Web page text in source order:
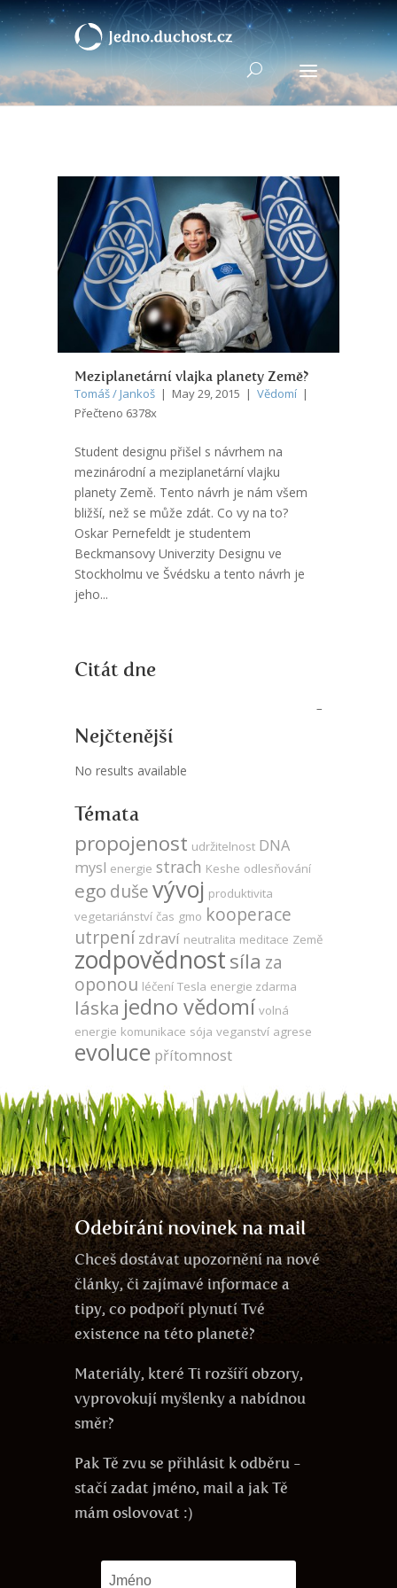
Meziplanetární vlajka planety Země?
Tomáš / Jankoš | May 29, 2015 | Vědomí |
Přečteno 6378x
Student designu přišel s návrhem na
mezinárodní a meziplanetární vlajku
planety Země. Tento návrh je nám všem
bližší, než se může zdát. Co vy na to?
Oskar Pernefeldt je studentem
Beckmansovy Univerzity Designu ve
Stockholmu ve Švédsku a tento návrh je
jeho...
Citát dne
Nejčtenější
No results available
Témata
propojenost udržitelnost DNA
mysl energie strach Keshe odlesňování
ego duševývoj produktivita
vegetariánství čas gmo kooperace
utrpení zdraví neutralita meditace Země
zodpovědnostsíla za
oponou léčení Tesla energie zdarma
láska jedno vědomí volná
energie komunikace sója veganství agrese
evoluce přítomnost
Odebírání novinek na mail
Chceš dostávat upozornění na nové
články, či zajímavé informace a
tipy, co podpoří plynutí Tvé
existence na této planetě?
Materiály, které Ti rozšíří obzory,
vyprovokují myšlenky a nabídnou
směr?
Pak Tě zvu se přihlásit k odběru -
stačí zadat jméno, mail a jak Tě
mám oslovovat :)